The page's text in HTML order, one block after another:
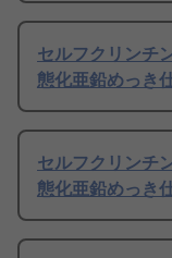
セルフクリンチ
態化亜鉛めっき
セルフクリンチ
態化亜鉛めっき